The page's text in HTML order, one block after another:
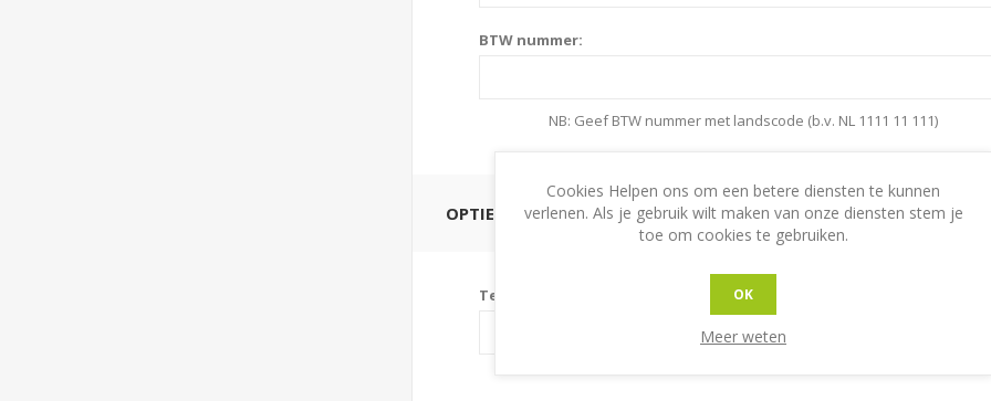
BTW nummer:
NB: Geef BTW nummer met landscode (b.v. NL 1111 11 111)
OPTIES
Telefoonnummer:
Cookies Helpen ons om een betere diensten te kunnen
verlenen. Als je gebruik wilt maken van onze diensten stem je
toe om cookies te gebruiken.
OK
Meer weten